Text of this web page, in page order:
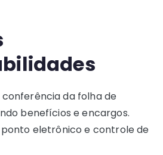
da folha de
benefícios e encargos.
eletrônico e controle de